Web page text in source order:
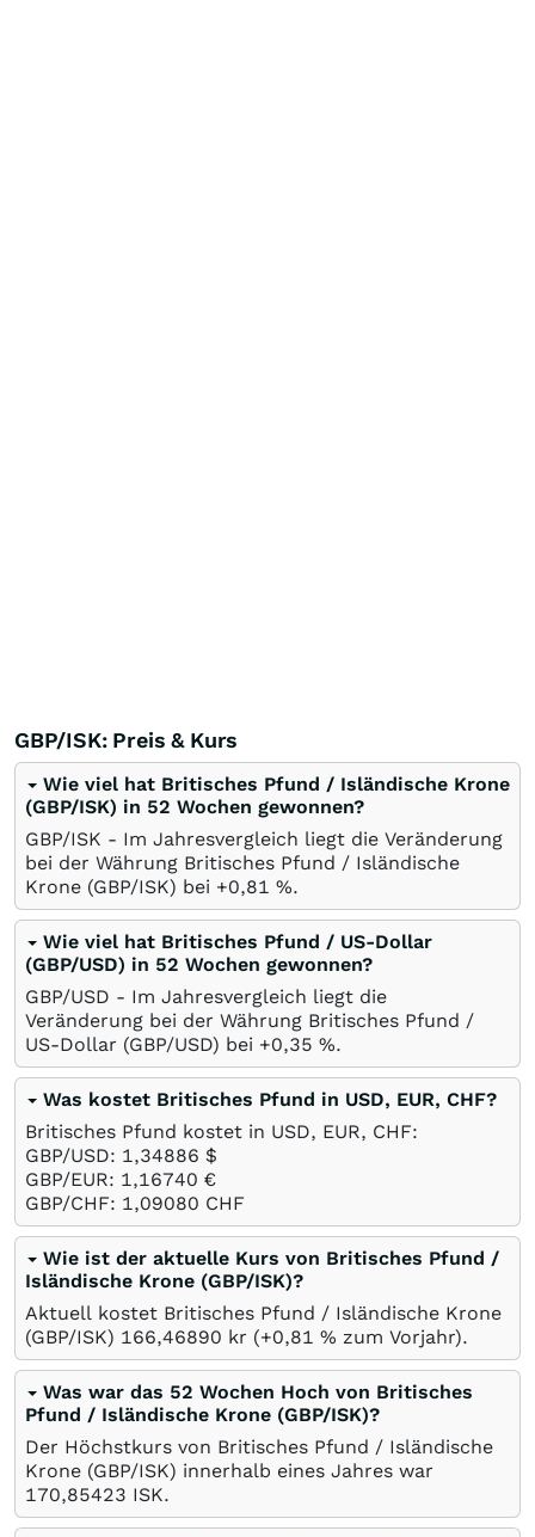
GBP/ISK: Preis & Kurs
Wie viel hat Britisches Pfund / Isländische Krone
(GBP/ISK) in 52 Wochen gewonnen?
GBP/ISK - Im Jahresvergleich liegt die Veränderung
bei der Währung Britisches Pfund / Isländische
Krone (GBP/ISK) bei +0,81 %.
Wie viel hat Britisches Pfund / US-Dollar
(GBP/USD) in 52 Wochen gewonnen?
GBP/USD - Im Jahresvergleich liegt die
Veränderung bei der Währung Britisches Pfund /
US-Dollar (GBP/USD) bei +0,35 %.
Was kostet Britisches Pfund in USD, EUR, CHF?
Britisches Pfund kostet in USD, EUR, CHF:
GBP/USD: 1,34886 $
GBP/EUR: 1,16740 €
GBP/CHF: 1,09080 CHF
Wie ist der aktuelle Kurs von Britisches Pfund /
Isländische Krone (GBP/ISK)?
Aktuell kostet Britisches Pfund / Isländische Krone
(GBP/ISK) 166,46890 kr (+0,81 % zum Vorjahr).
Was war das 52 Wochen Hoch von Britisches
Pfund / Isländische Krone (GBP/ISK)?
Der Höchstkurs von Britisches Pfund / Isländische
Krone (GBP/ISK) innerhalb eines Jahres war
170,85423 ISK.